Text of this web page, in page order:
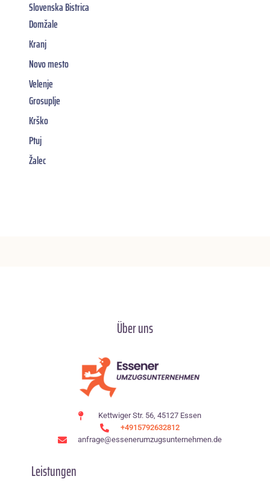
Slovenska Bistrica
Domžale
Kranj
Novo mesto
Velenje
Grosuplje
Krško
Ptuj
Žalec
Über uns
Kettwiger Str. 56, 45127 Essen
+4915792632812
anfrage@essenerumzugsunternehmen.de
Leistungen